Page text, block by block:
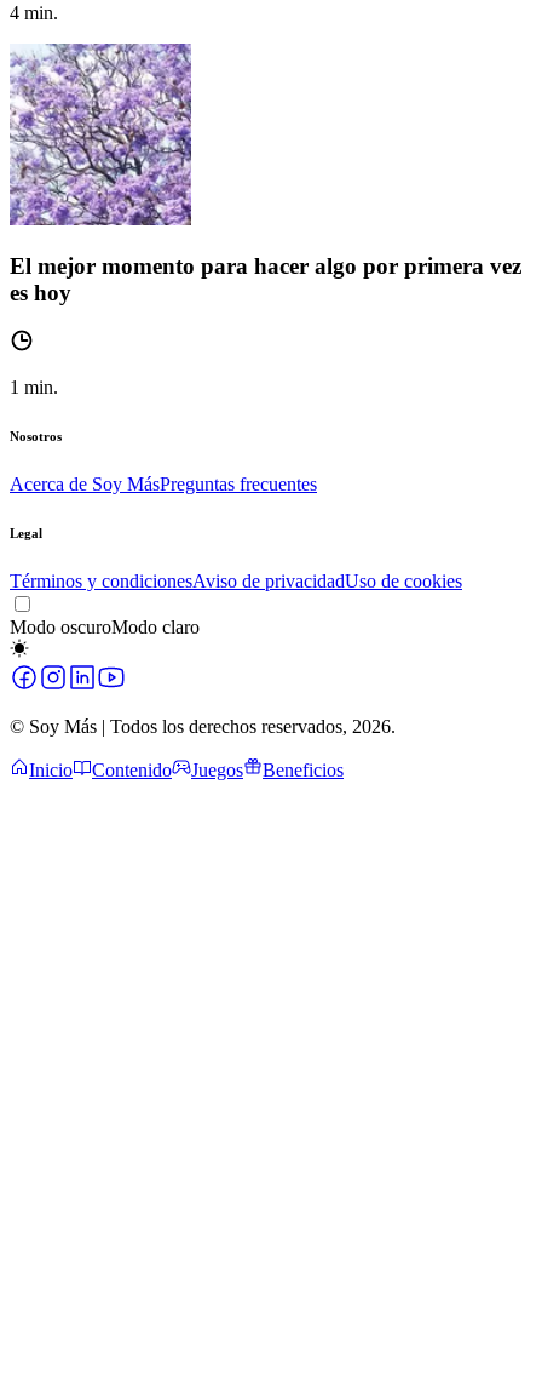
4 min.
El mejor momento para hacer algo por primera vez
es hoy
1 min.
Nosotros
Acerca de Soy MásPreguntas frecuentes
Legal
Términos y condicionesAviso de privacidadUso de cookies
Modo oscuroModo claro
© Soy Más | Todos los derechos reservados, 2026.
Inicio Contenido Juegos Beneficios